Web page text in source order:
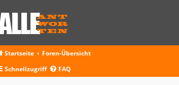
Startseite
Foren-Übersicht
Schnellzugriff
FAQ